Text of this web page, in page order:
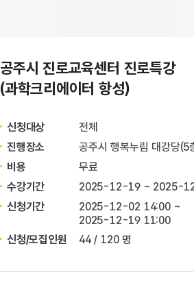
공주시 진로교육센터 진로특강
(과학크리에이터 항성)
신청대상
전체
진행장소
공주시 행복누림 대강당(5
비용
무료
수강기간
2025-12-19 ~ 2025-
신청기간
2025-12-02 14:00 ~
2025-12-19 11:00
신청/모집인원
44 / 120 명